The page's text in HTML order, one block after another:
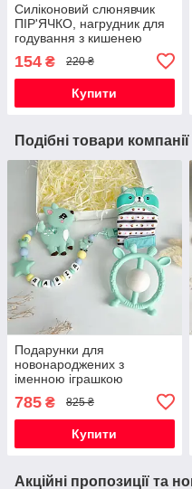
Силіконовий слюнявчик
ПІР'ЯЧКО, нагрудник для
годування з кишенею
154 ₴ 220 ₴
Купити
Подібні товари компанії
Подарунки для
новонароджених з
іменною іграшкою
виписку, хрестини, півроку,
для хлопчика.
785 ₴ 825 ₴
Купити
Акційні пропозиції та